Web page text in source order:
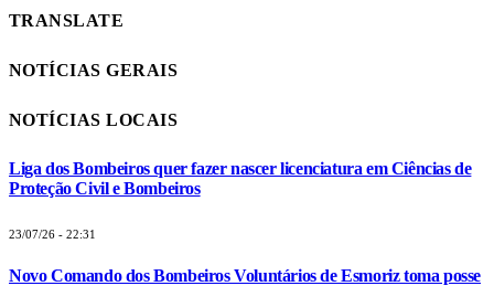
TRANSLATE
NOTÍCIAS GERAIS
NOTÍCIAS LOCAIS
Liga dos Bombeiros quer fazer nascer licenciatura em Ciências de
Proteção Civil e Bombeiros
23/07/26 - 22:31
Novo Comando dos Bombeiros Voluntários de Esmoriz toma posse